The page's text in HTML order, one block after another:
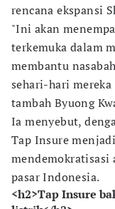
rencana ekspansi
"Ini akan
terkemuka dalam
membantu
sehari-hari
tambah Byuong
Ia menyebut,
Tap Insure
mendemokratisasi
pasar Indonesia.
<h2>Tap Insure